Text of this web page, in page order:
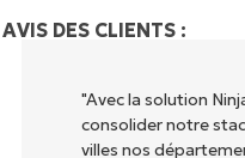
AVIS DES CLIENTS :
"NinjaOne permet à
opérateurs avec
monde y gagne."